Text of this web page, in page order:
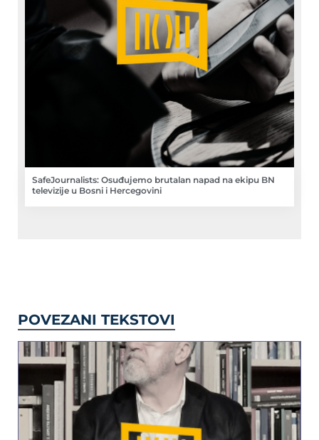
SafeJournalists: Osuđujemo brutalan napad na ekipu BN
televizije u Bosni i Hercegovini
POVEZANI TEKSTOVI